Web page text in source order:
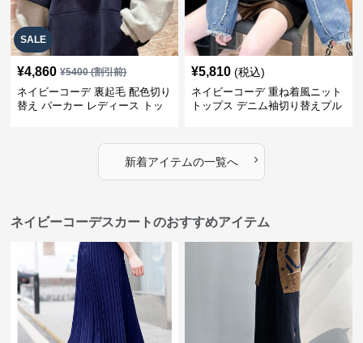
SALE
¥4,860 ¥5400(割引前)
ネイビーコーデ 裏起毛 配色切り
替え パーカー レディース トッ
¥5,810 (税込)
ネイビーコーデ 重ね着風ニット
トップス デニム袖切り替えプル
新着アイテムの一覧へ ›
ネイビーコーデスカートのおすすめアイテム